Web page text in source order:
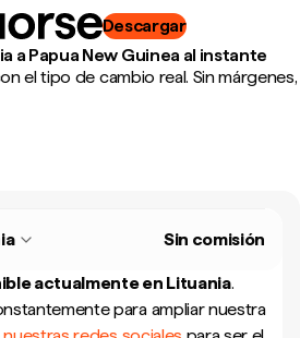
Descargar
a Papua New Guinea al instante
el tipo de cambio real. Sin márgenes,
Sin comisión
actualmente en Lituania.
para ampliar nuestra